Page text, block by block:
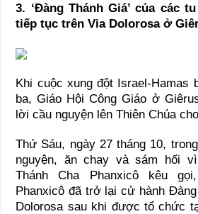
3. ‘Đàng Thánh Giá’ của các
tiếp tục trên Via Dolorosa ở
Khi cuộc xung đột Israel-Hamas
ba, Giáo Hội Công Giáo ở
lời cầu nguyện lên Thiên Chúa
Thứ Sáu, ngày 27 tháng 10,
nguyện, ăn chay và sám hối
Thánh Cha Phanxicô kêu
Phanxicô đã trở lại cử hành
Dolorosa sau khi được tổ chức